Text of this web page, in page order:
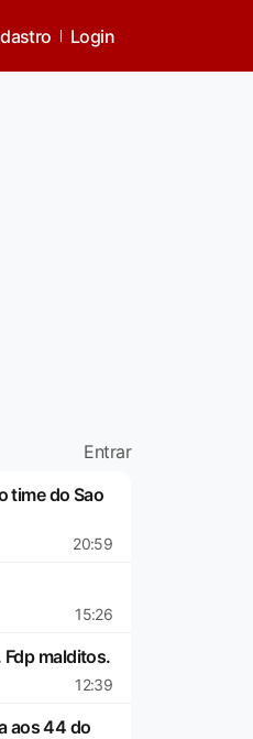
Login
Entrar
time do Sao
20:59
15:26
Fdp malditos.
12:39
aos 44 do